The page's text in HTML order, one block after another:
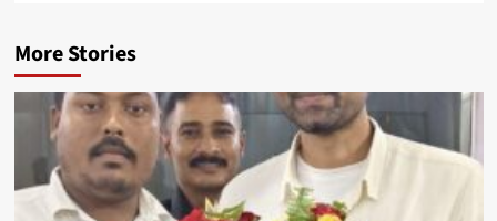
More Stories